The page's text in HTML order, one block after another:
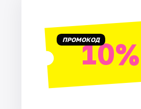
ПРОМОКОД10%